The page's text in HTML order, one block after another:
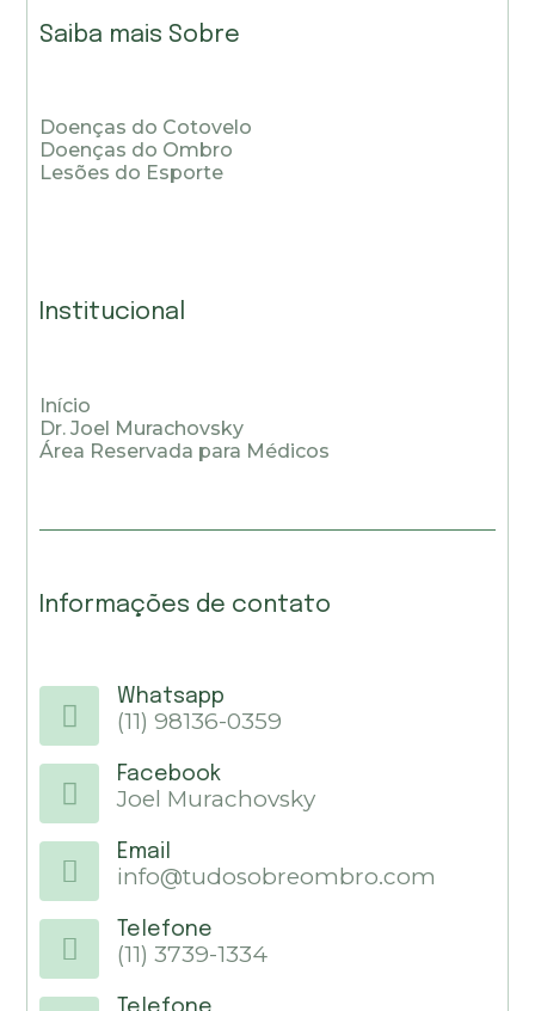
Saiba mais Sobre
Doenças do Cotovelo
Doenças do Ombro
Lesões do Esporte
Institucional
Início
Dr. Joel Murachovsky
Área Reservada para Médicos
Informações de contato
Whatsapp
(11) 98136-0359
Facebook
Joel Murachovsky
Email
info@tudosobreombro.com
Telefone
(11) 3739-1334